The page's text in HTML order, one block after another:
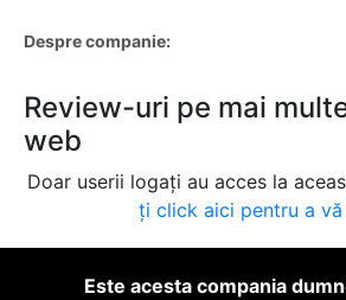
Despre companie:
Review-uri pe mai
web
Doar userii logați au acces la
ți click aici pentru a vă
Este acesta compania